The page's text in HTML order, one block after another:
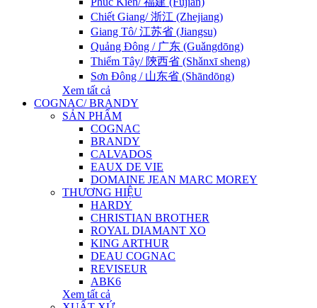
Chiết Giang/ 浙江 (Zhejiang)
Giang Tô/ 江苏省 (Jiangsu)
Quảng Đông / 广东 (Guǎngdōng)
Thiểm Tây/ 陝西省 (Shǎnxī sheng)
Sơn Đông / 山东省 (Shāndōng)
Xem tất cả
COGNAC/ BRANDY
SẢN PHẨM
COGNAC
BRANDY
CALVADOS
EAUX DE VIE
DOMAINE JEAN MARC MOREY
THƯƠNG HIỆU
HARDY
CHRISTIAN BROTHER
ROYAL DIAMANT XO
KING ARTHUR
DEAU COGNAC
REVISEUR
ABK6
Xem tất cả